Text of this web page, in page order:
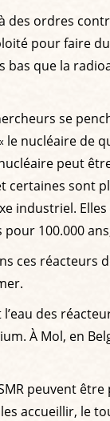
des ordres
pour faire
bas que la
se
nucléaire
peut
sont
industriel.
100.000
ces
des
À Mol, en
peuvent
le